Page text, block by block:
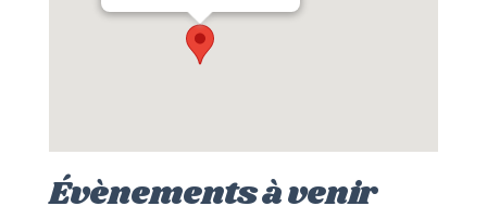
Évènements à venir